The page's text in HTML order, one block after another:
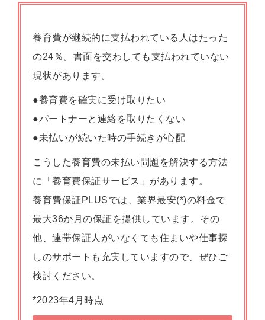
養育費が継続的に支払われている人はたった
の24％。書面を交わしても支払われていない
現状があります。
●養育費を確実に受け取りたい
●パートナーと連絡を取りたくない
●未払いが続いた時の手続きが心配
こうした養育費の未払い問題を解決する方法
に「養育費保証サービス」があります。
養育費保証PLUSでは、業界最安(*)の料金で
最大36か月の保証を提供しています。その
他、連帯保証人がいなくても住まいや仕事探
しのサポートも充実していますので、ぜひご
検討ください。
*2023年4月時点